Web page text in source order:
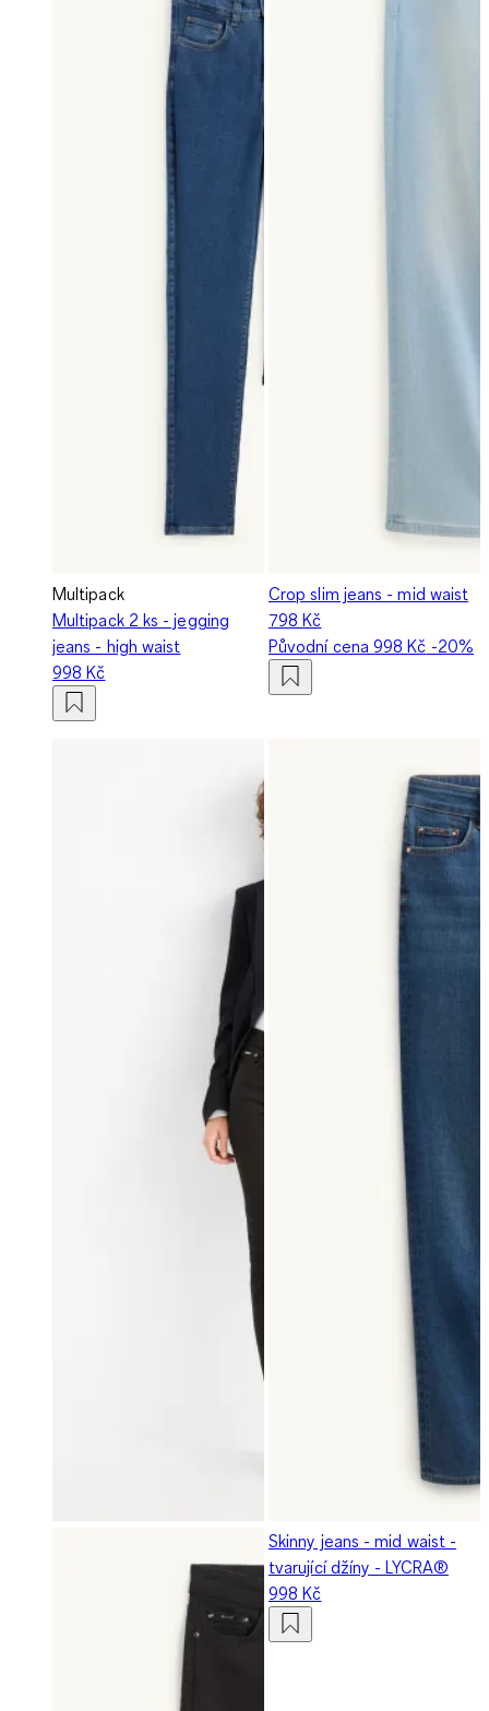
Multipack
Multipack 2 ks - jegging
jeans - high waist
998 Kč
Crop slim jeans - mid waist
798 Kč
Původní cena998 Kč -20%
Skinny jeans - mid waist -
tvarující džíny - LYCRA®
998 Kč